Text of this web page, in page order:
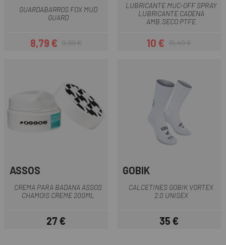
GUARDABARROS FOX MUD
GUARD
Precio
8,79 €Precio regular
9,99 €
LUBRICANTE MUC-OFF SPRAY
LUBRICANTE CADENA
AMB.SECO PTFE
Precio
10 € Precio regular
15,49 €
ASSOS
CREMA PARA BADANA ASSOS
CHAMOIS CREME 200ML
Precio
27 €
GOBIK
CALCETINES GOBIK VORTEX
2.0 UNISEX
Precio
35 €